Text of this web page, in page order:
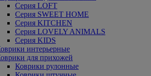
Серия LOFT
Серия SWEET HOME
Серия KITCHEN
Серия LOVELY ANIMALS
Серия KIDS
интерьерные
для прихожей
Коврики рулонные